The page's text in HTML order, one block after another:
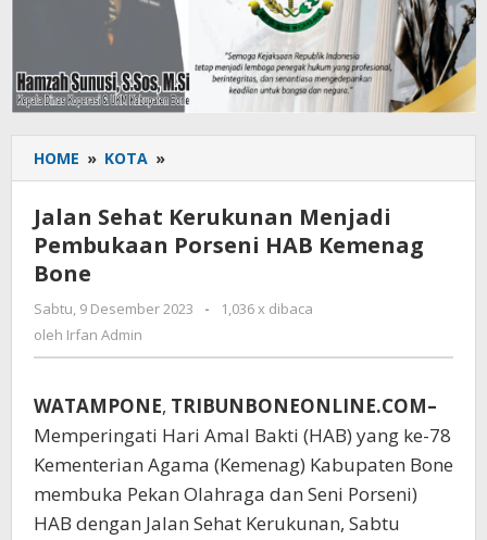
HOME » KOTA »
Sehat
Kerukunan
Menjadi
Pembukaan
Kemenag
Jalan Sehat Kerukunan Menjadi
Pembukaan Porseni HAB Kemenag
Bone
Sabtu, 9 Desember 2023
oleh
-
1,036 x dibaca
oleh Irfan Admin
WATAMPONE, TRIBUNBONEONLINE.COM–
Memperingati Hari Amal Bakti (HAB) yang ke-78
Kementerian Agama (Kemenag) Kabupaten Bone
membuka Pekan Olahraga dan Seni Porseni)
HAB dengan Jalan Sehat Kerukunan, Sabtu